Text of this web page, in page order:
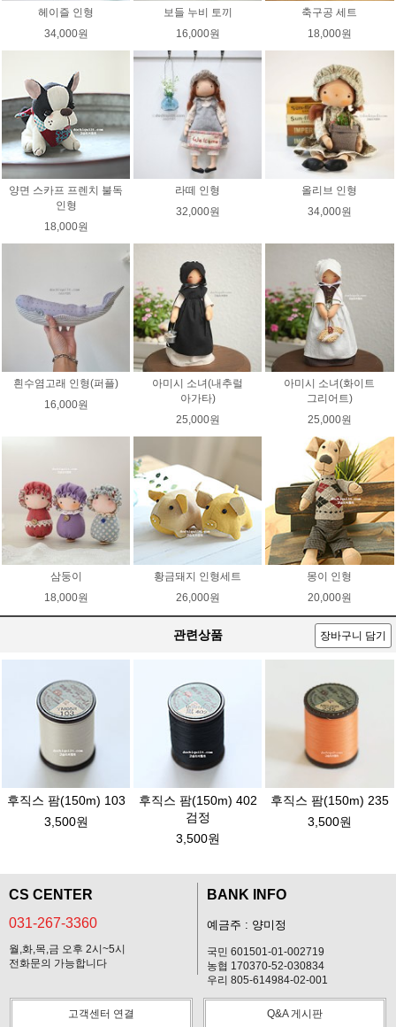
헤이즐 인형
34,000원
보들 누비 토끼
16,000원
축구공 세트
18,000원
양면 스카프 프렌치 불독
인형
18,000원
라떼 인형
32,000원
올리브 인형
34,000원
흰수염고래 인형(퍼플)
16,000원
아미시 소녀(내추럴
아가타)
25,000원
아미시 소녀(화이트
그리어트)
25,000원
삼둥이
18,000원
황금돼지 인형세트
26,000원
몽이 인형
20,000원
관련상품 장바구니 담기
후직스 팜(150m) 103
3,500원
후직스 팜(150m) 402
검정
3,500원
후직스 팜(150m) 235
3,500원
CS CENTER
031-267-3360
월,화,목,금 오후 2시~5시
전화문의 가능합니다
BANK INFO
예금주 : 양미정
국민 601501-01-002719
농협 170370-52-030834
우리 805-614984-02-001
고객센터 연결 Q&A 게시판